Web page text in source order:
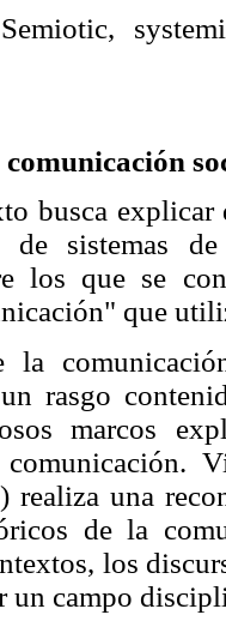
comunicación
busca
de sistemas
los que se
que
la
rasgo
marcos
realiza una
de la
los
un campo